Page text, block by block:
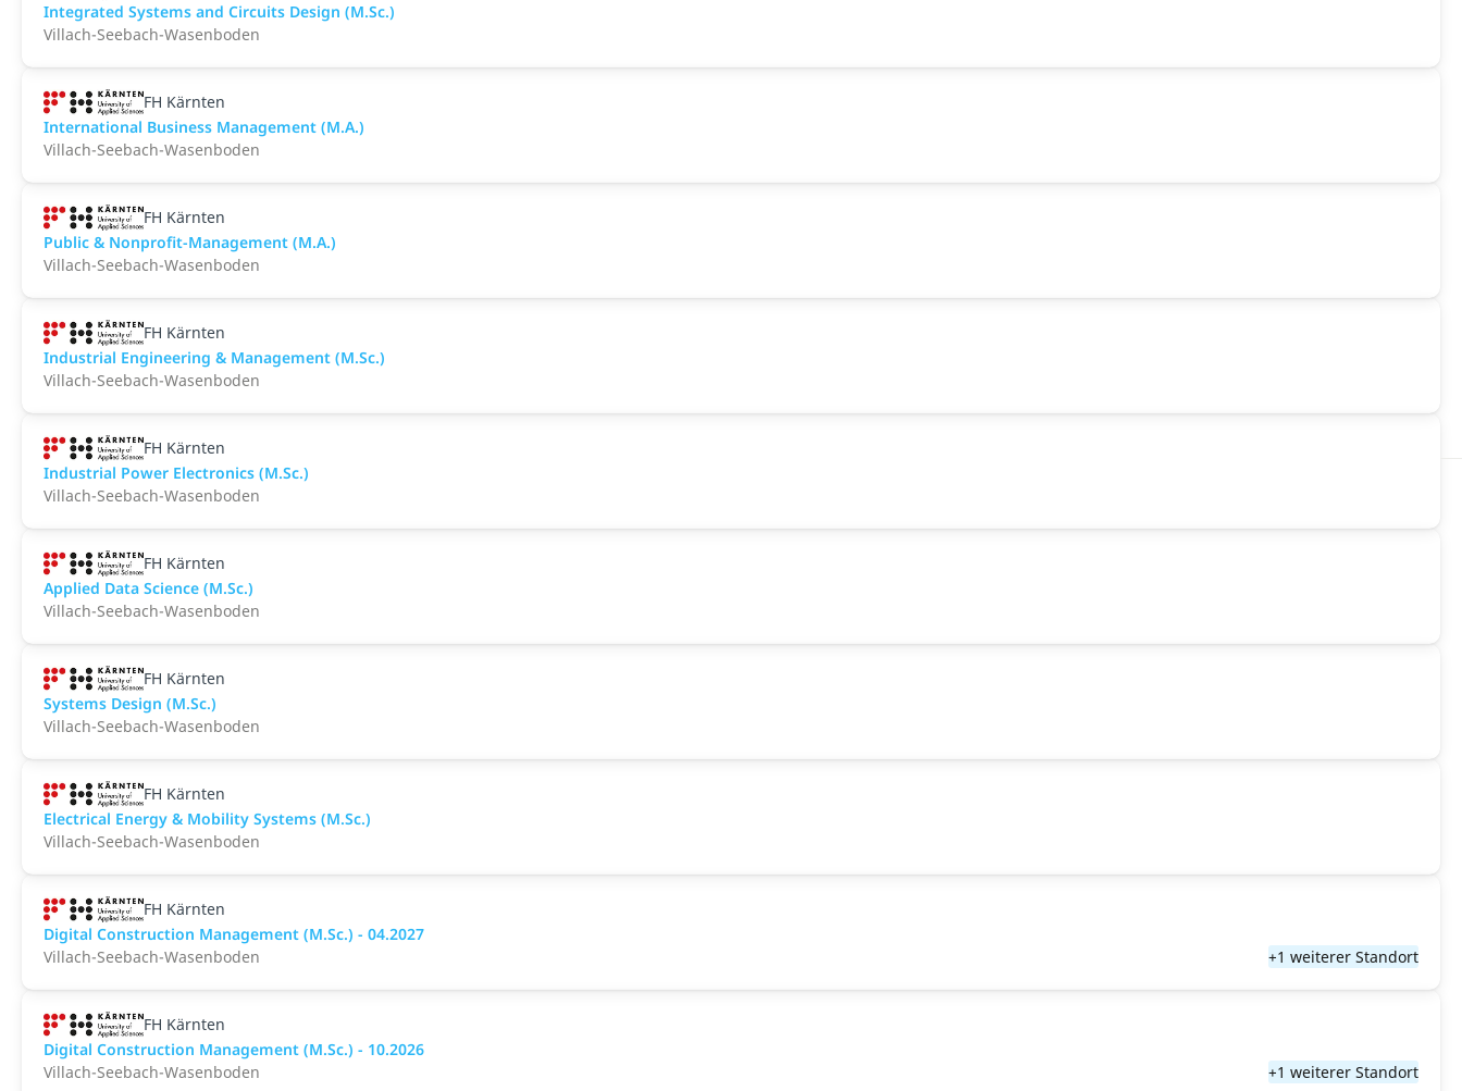
Integrated Systems and Circuits Design (M.Sc.)
Villach-Seebach-Wasenboden
FH Kärnten
International Business Management (M.A.)
Villach-Seebach-Wasenboden
FH Kärnten
Public & Nonprofit-Management (M.A.)
Villach-Seebach-Wasenboden
FH Kärnten
Industrial Engineering & Management (M.Sc.)
Villach-Seebach-Wasenboden
FH Kärnten
Industrial Power Electronics (M.Sc.)
Villach-Seebach-Wasenboden
FH Kärnten
Applied Data Science (M.Sc.)
Villach-Seebach-Wasenboden
FH Kärnten
Systems Design (M.Sc.)
Villach-Seebach-Wasenboden
FH Kärnten
Electrical Energy & Mobility Systems (M.Sc.)
Villach-Seebach-Wasenboden
FH Kärnten
Digital Construction Management (M.Sc.) - 04.2027
Villach-Seebach-Wasenboden
+1 weiterer Standort
FH Kärnten
Digital Construction Management (M.Sc.) - 10.2026
Villach-Seebach-Wasenboden
+1 weiterer Standort